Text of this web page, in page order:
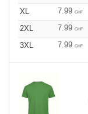
XL
7.99 CHF
2XL
7.99 CHF
3XL
7.99 CHF